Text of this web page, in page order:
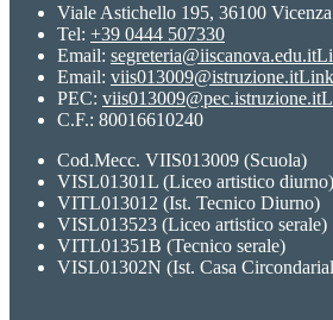
Viale Astichello 195, 36100
Tel: +39 0444 507330
Email: segreteria@iiscanova.edu.it
Email: viis013009@istruzione.it
PEC: viis013009@pec.istruzione.it
C.F.: 80016610240
Cod.Mecc. VIIS013009 (Scuola)
VISL01301L (Liceo artistico diurno)
VITL013012 (Ist. Tecnico Diurno)
VISL013523 (Liceo artistico serale)
VITL01351B (Tecnico serale)
VISL01302N (Ist. Casa